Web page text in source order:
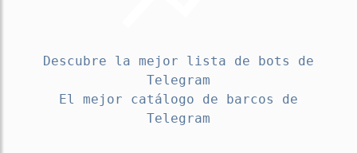
Descubre la mejor lista de bots de
Telegram
El mejor catálogo de barcos de
Telegram